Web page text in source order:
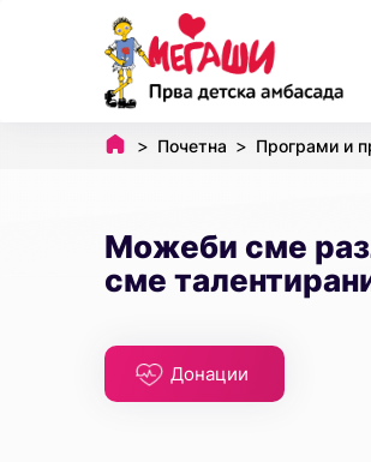
Почетна Програми и
Можеби сме
сме
Донации